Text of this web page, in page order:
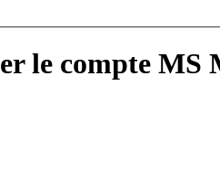
le compte MS